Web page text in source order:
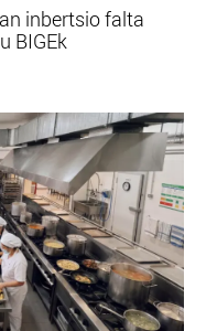
inbertsio falta
BIGEk